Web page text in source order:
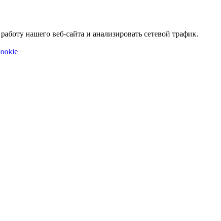
нашего веб-сайта и анализировать сетевой трафик.